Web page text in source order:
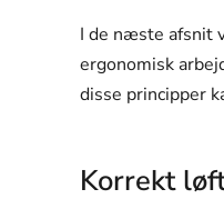
I de næste afsnit
ergonomisk
disse principper
Korrekt